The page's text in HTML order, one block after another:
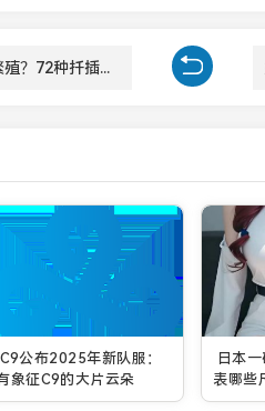
如何利用床上的空间进行植物繁殖？72种扦插方法教你从新手到高手！
C9公布2025年新队服：
象征C9的大片云朵
日本
表哪些
适合的